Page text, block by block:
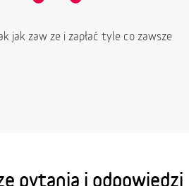
jak zaw ze i zapłać tyle co zawsze
pytania i odpowiedzi